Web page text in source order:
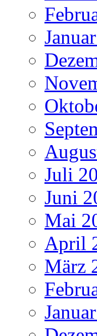
Juli
Juni
Mai
April
März